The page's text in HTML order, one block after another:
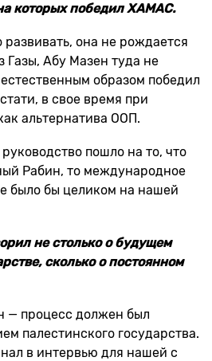
которых победил ХАМАС.
она не рождается
Абу Мазен туда не
образом победил
в свое время при
альтернатива ООП.
пошло на то, что
Рабин, то международное
было бы целиком на нашей
не столько о будущем
сколько о постоянном
— процесс должен был
палестинского государства.
в интервью для нашей с